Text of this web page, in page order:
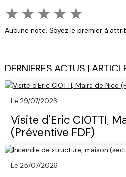
★ ★ ★ ★ ★
Aucune note. Soyez le premier à
DERNIERES ACTUS |
Le 29/07/2026
Visite d'Eric CIOTTI,
(Préventive FDF)
Le 25/07/2026